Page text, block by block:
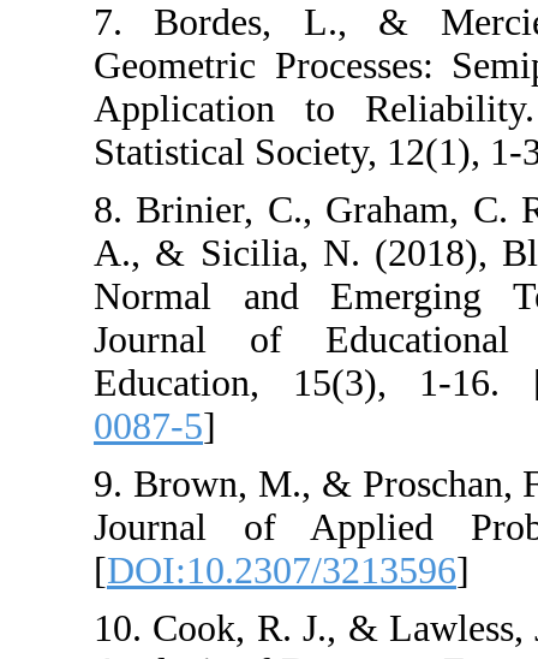
7. Bordes, L.,
Geometric
Application to
Statistical
8. Brinier, C.,
A., & Sicilia, N.
Normal and
Journal of
Education,
9. Brown, M., &
Journal of
[DOI:10.2307/
10. Cook, R. J.,